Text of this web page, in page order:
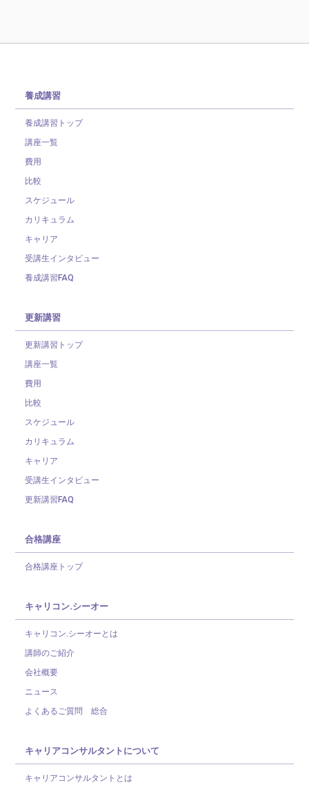
養成講習
養成講習トップ
講座一覧
費用
比較
スケジュール
カリキュラム
キャリア
受講生インタビュー
養成講習FAQ
更新講習
更新講習トップ
講座一覧
費用
比較
スケジュール
カリキュラム
キャリア
受講生インタビュー
更新講習FAQ
合格講座
合格講座トップ
キャリコン.シーオー
キャリコン.シーオーとは
講師のご紹介
会社概要
ニュース
よくあるご質問 総合
キャリアコンサルタントについて
キャリアコンサルタントとは